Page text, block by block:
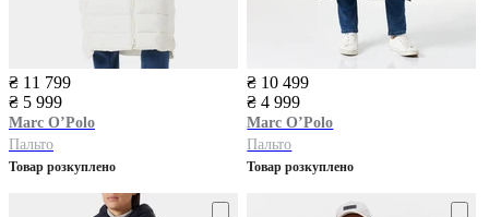
₴ 11 799
₴ 5 999
Marc O’Polo
Пальто
Товар розкуплено
₴ 10 499
₴ 4 999
Marc O’Polo
Пальто
Товар розкуплено